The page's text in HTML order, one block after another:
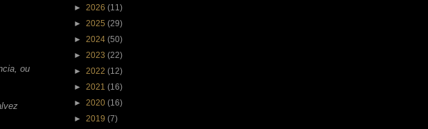
ou
► 2026 (11)
► 2025 (29)
► 2024 (50)
► 2023 (22)
► 2022 (12)
► 2021 (16)
► 2020 (16)
► 2019 (7)